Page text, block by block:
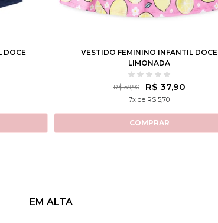
DOCE
VESTIDO FEMININO INFANTIL DOCE
LIMONADA
R$ 59,90 R$ 37,90
7x de R$ 5,70
COMPRAR
EM ALTA